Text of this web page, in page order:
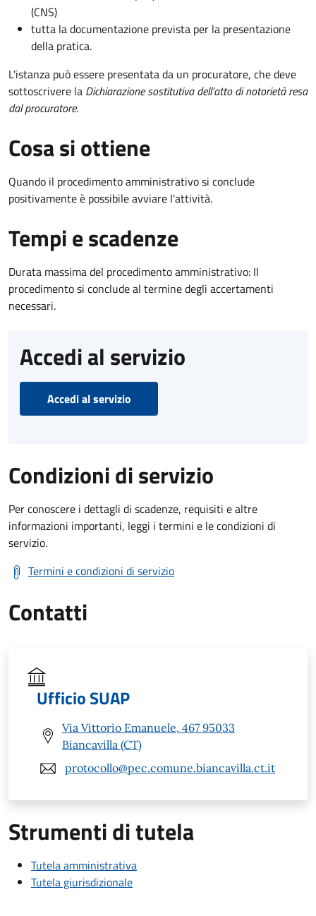
(CNS)
tutta la documentazione prevista per la presentazione
della pratica.
L'istanza può essere presentata da un procuratore, che deve
sottoscrivere la Dichiarazione sostitutiva dell'atto di notorietà resa
dal procuratore.
Cosa si ottiene
Quando il procedimento amministrativo si conclude
positivamente è possibile avviare l'attività.
Tempi e scadenze
Durata massima del procedimento amministrativo: Il
procedimento si conclude al termine degli accertamenti
necessari.
Accedi al servizio
Accedi al servizio
Condizioni di servizio
Per conoscere i dettagli di scadenze, requisiti e altre
informazioni importanti, leggi i termini e le condizioni di
servizio.
Termini e condizioni di servizio
Contatti
Ufficio SUAP
Via Vittorio Emanuele, 467 95033
Biancavilla (CT)
protocollo@pec.comune.biancavilla.ct.it
Strumenti di tutela
Tutela amministrativa
Tutela giurisdizionale